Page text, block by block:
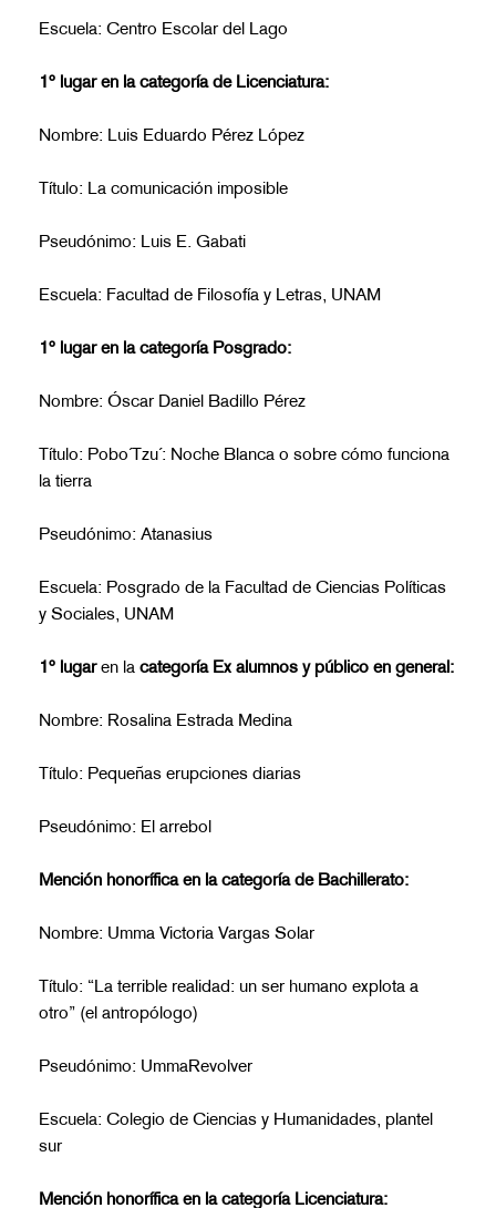
Escuela: Centro Escolar del Lago
1º lugar en la categoría de Licenciatura:
Nombre: Luis Eduardo Pérez López
Título: La comunicación imposible
Pseudónimo: Luis E. Gabati
Escuela: Facultad de Filosofía y Letras, UNAM
1º lugar en la categoría Posgrado:
Nombre: Óscar Daniel Badillo Pérez
Título: Pobo´Tzu´: Noche Blanca o sobre cómo funciona
la tierra
Pseudónimo: Atanasius
Escuela: Posgrado de la Facultad de Ciencias Políticas
y Sociales, UNAM
1º lugar en la categoría Ex alumnos y público en general:
Nombre: Rosalina Estrada Medina
Título: Pequeñas erupciones diarias
Pseudónimo: El arrebol
Mención honorífica en la categoría de Bachillerato:
Nombre: Umma Victoria Vargas Solar
Título: “La terrible realidad: un ser humano explota a
otro” (el antropólogo)
Pseudónimo: UmmaRevolver
Escuela: Colegio de Ciencias y Humanidades, plantel
sur
Mención honorífica en la categoría Licenciatura: